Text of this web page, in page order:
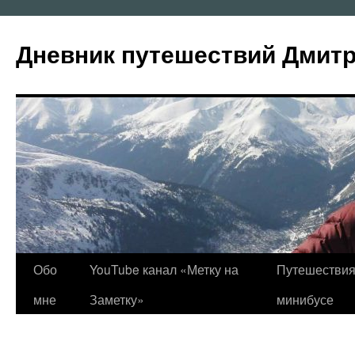
содержимому
Дневник путешествий
Обо
мне
YouTube канал «Метку на
Заметку»
минибусе